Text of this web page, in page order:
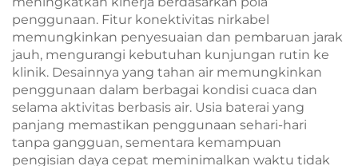
penggunaan. Fitur konektivitas nirkabel
memungkinkan penyesuaian dan pembaruan jarak
jauh, mengurangi kebutuhan kunjungan rutin ke
klinik. Desainnya yang tahan air memungkinkan
penggunaan dalam berbagai kondisi cuaca dan
selama aktivitas berbasis air. Usia baterai yang
panjang memastikan penggunaan sehari-hari
tanpa gangguan, sementara kemampuan
pengisian daya cepat meminimalkan waktu tidak